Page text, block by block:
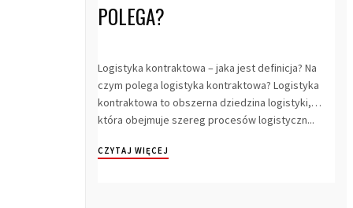
POLEGA?
Logistyka kontraktowa – jaka jest definicja? Na
czym polega logistyka kontraktowa? Logistyka
kontraktowa to obszerna dziedzina logistyki,
która obejmuje szereg procesów logistyczn...
CZYTAJ WIĘCEJ